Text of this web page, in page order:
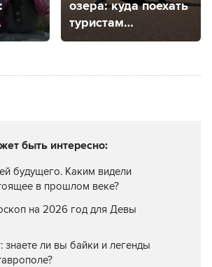
озера: куда поехать
туристам
из Ставропольского
погулять
быть интересно:
будущего. Каким видели
в прошлом веке?
на 2026 год для Девы
знаете ли вы байки и легенды